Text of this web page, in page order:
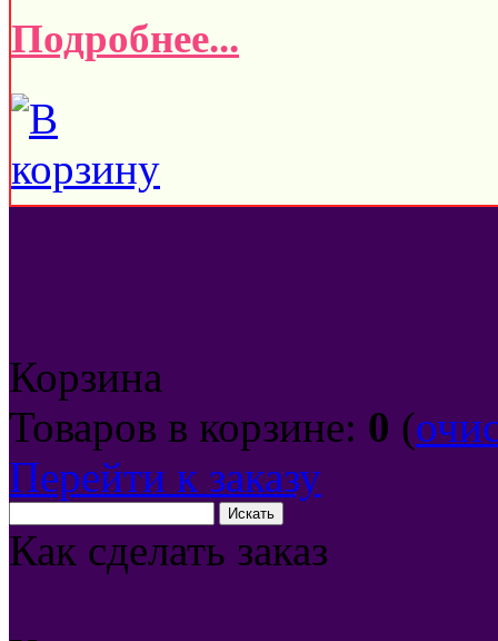
Подробнее...
Корзина
Товаров в корзине: 0 (
Перейти к заказу
Как сделать заказ